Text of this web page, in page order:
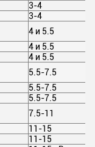
3-4
3-4
4 и 5.5
4 и 5.5
4 и 5.5
5.5-7.5
5.5-7.5
5.5-7.5
7.5-11
11-15
11-15